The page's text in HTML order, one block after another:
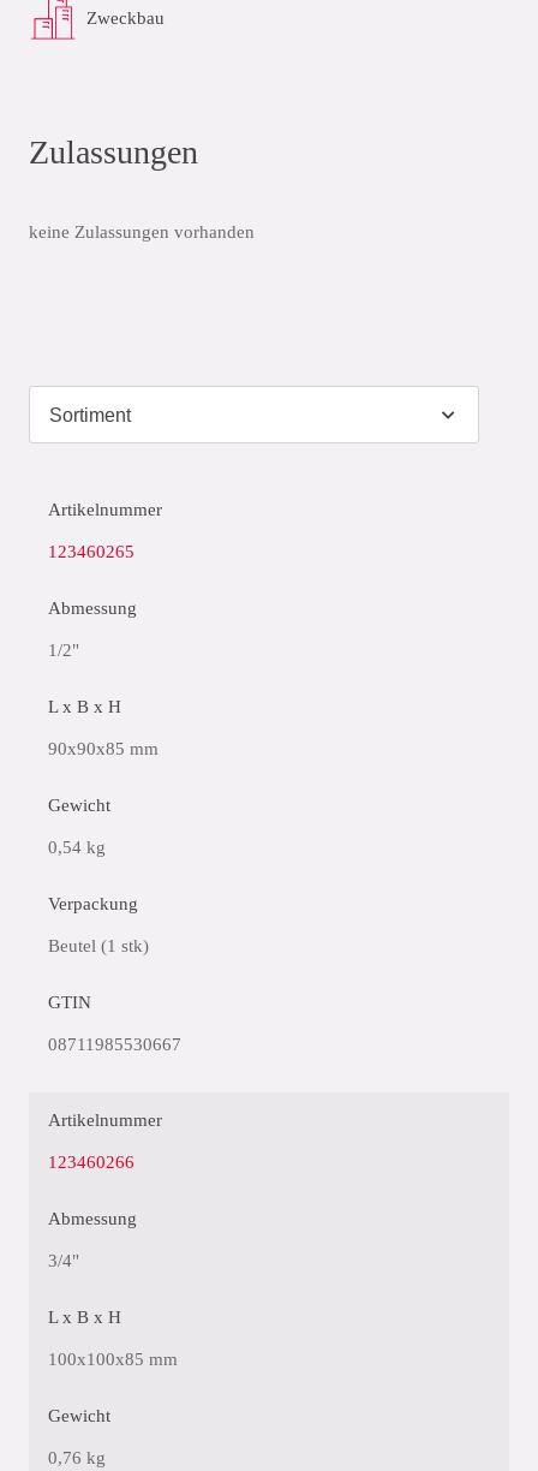
Zweckbau
Zulassungen
keine Zulassungen vorhanden
Artikelnummer
123460265
Abmessung
1/2"
L x B x H
90x90x85 mm
Gewicht
0,54 kg
Verpackung
Beutel (1 stk)
GTIN
08711985530667
Artikelnummer
123460266
Abmessung
3/4"
L x B x H
100x100x85 mm
Gewicht
0,76 kg